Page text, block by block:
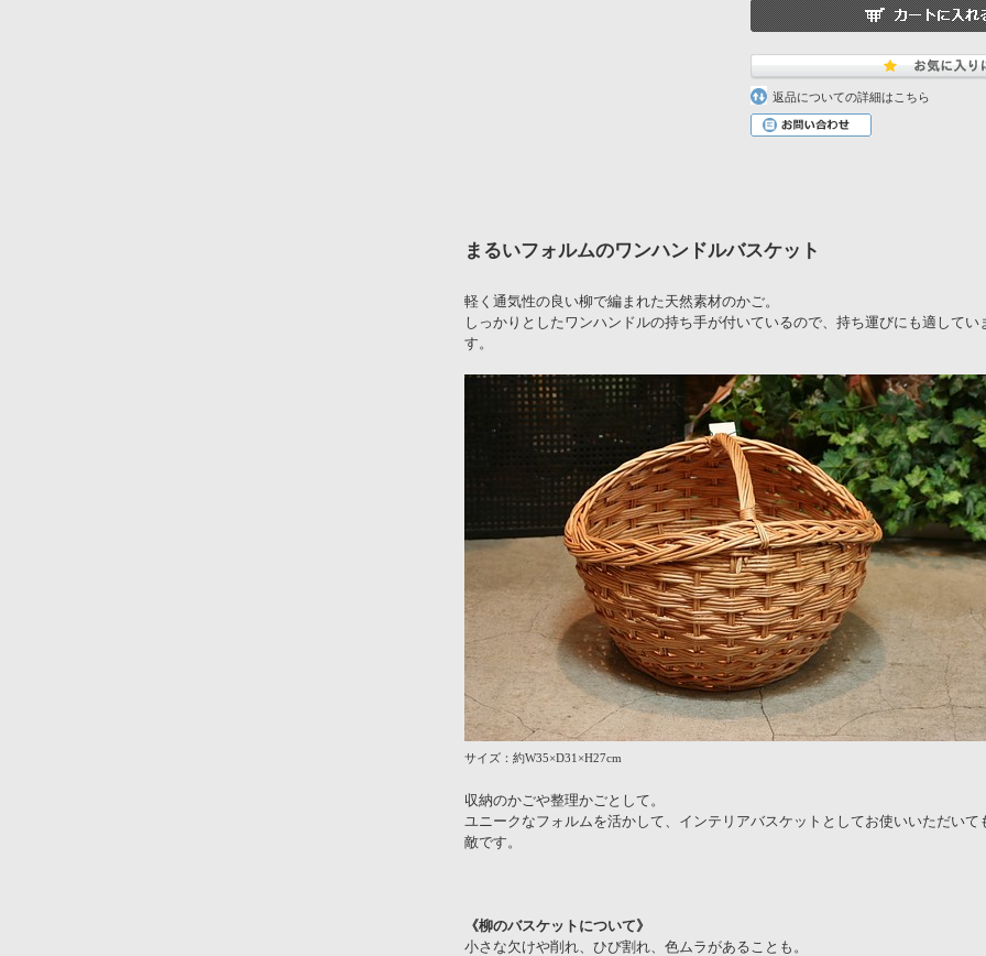
返品についての詳細はこちら
まるいフォルムのワンハンドルバスケット
軽く通気性の良い柳で編まれた天然素材のかご。
しっかりとしたワンハンドルの持ち手が付いているので、持ち運びにも適してい
す。
サイズ：約W35×D31×H27cm
収納のかごや整理かごとして。
ユニークなフォルムを活かして、インテリアバスケットとしてお使いいただいて
敵です。
《柳のバスケットについて》
小さな欠けや削れ、ひび割れ、色ムラがあることも。